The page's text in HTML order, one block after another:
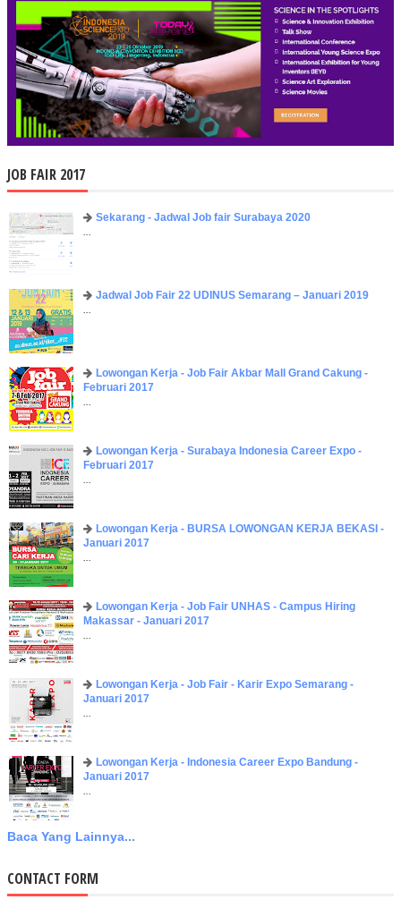
JOB FAIR 2017
Sekarang - Jadwal Job fair Surabaya 2020
...
Jadwal Job Fair 22 UDINUS Semarang – Januari 2019
...
Lowongan Kerja - Job Fair ​Akbar ​Mall Grand Cakung -
Februari 2017
...
Lowongan Kerja - Surabaya Indonesia Career Expo -
Februari 2017
...
Lowongan Kerja - BURSA LOWONGAN KERJA BEKASI -
Januari 2017
...
Lowongan Kerja - Job Fair UNHAS - Campus Hiring
Makassar - Januari 2017
...
Lowongan Kerja - Job Fair - Karir Expo Semarang -
Januari 2017
...
Lowongan Kerja - Indonesia Career Expo Bandung -
Januari 2017
...
Baca Yang Lainnya...
CONTACT FORM